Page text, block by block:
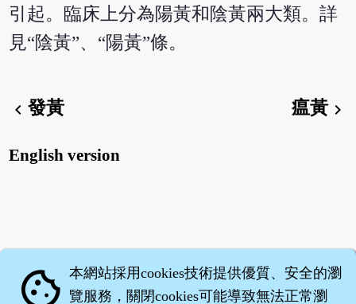
引起。臨床上分為陽黃和陰黃兩大類。詳
見“陰黃”、“陽黃”條。
chevron_left發黃 瘟黃chevron_right
English version
cookie 本網站採用cookies技術提供優質、安全的瀏
覽服務，關閉cookies可能導致無法正常瀏